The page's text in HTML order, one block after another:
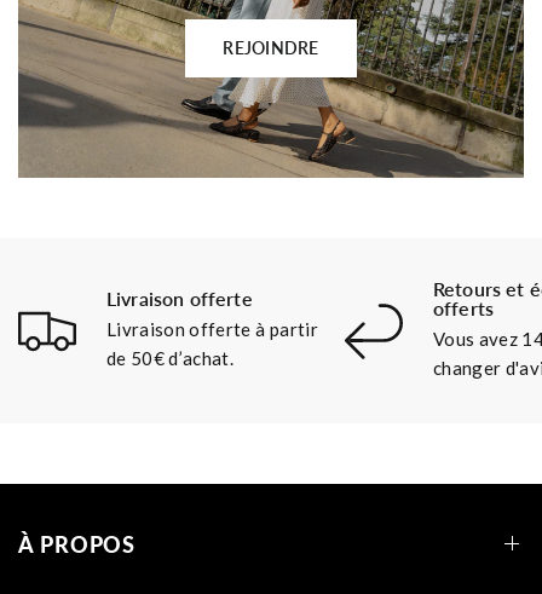
REJOINDRE
Livraison offerte
Livraison offerte à partir
de 50€ d’achat.
Retours et
offerts
Vous avez
changer
À PROPOS